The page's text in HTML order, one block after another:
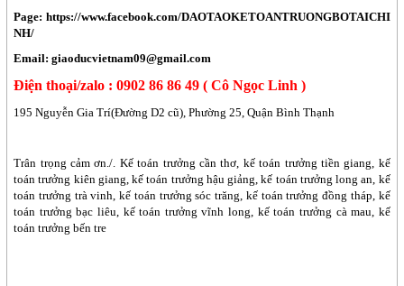
Page: https://www.facebook.com/DAOTAOKETOANTRUONGBOTAICHI
NH/
Email: giaoducvietnam09@gmail.com
Điện thoại/zalo : 0902 86 86 49 ( Cô Ngọc Linh )
195 Nguyễn Gia Trí(Đường D2 cũ), Phường 25, Quận Bình Thạnh
Trân trọng cảm ơn./. Kế toán trưởng cần thơ, kế toán trưởng tiền giang, kế
toán trưởng kiên giang, kế toán trưởng hậu giảng, kế toán trưởng long an, kế
toán trưởng trà vinh, kế toán trưởng sóc trăng, kế toán trưởng đồng tháp, kế
toán trưởng bạc liêu, kế toán trưởng vĩnh long, kế toán trưởng cà mau, kế
toán trưởng bến tre